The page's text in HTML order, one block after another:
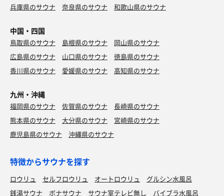
兵庫県のサウナ 奈良県のサウナ 和歌山県のサウナ
中国・四国
鳥取県のサウナ 島根県のサウナ
岡山県のサウナ
広島県のサウナ
山口県のサウナ
徳島県のサウナ
香川県のサウナ
愛媛県のサウナ 高知県のサウナ
九州・沖縄
福岡県のサウナ 佐賀県のサウナ
長崎県のサウナ
熊本県のサウナ
大分県のサウナ
宮崎県のサウナ
鹿児島県のサウナ
沖縄県のサウナ
特徴からサウナを探す
ロウリュ セルフロウリュ オートロウリュ
グルシン水風呂
銭湯サウナ
ボナサウナ サウナ室テレビ無し
バイブラ水風呂